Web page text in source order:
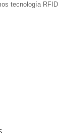
tecnología